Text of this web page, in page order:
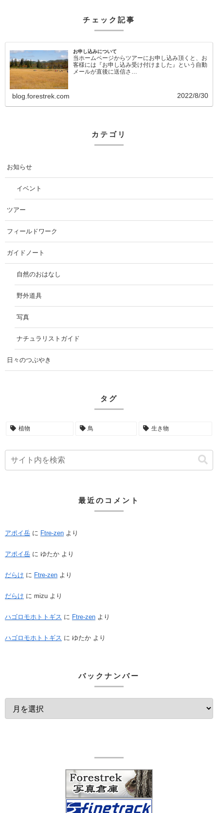
チェック記事
お申し込みについて
当ホームページからツアーにお申し込み頂くと、お
客様には『お申し込み受け付けました』という自動
メールが直後に送信さ…
blog.forestrek.com 2022/8/30
カテゴリ
お知らせ
イベント
ツアー
フィールドワーク
ガイドノート
自然のおはなし
野外道具
写真
ナチュラリストガイド
日々のつぶやき
タグ
植物 鳥 生き物
最近のコメント
アポイ岳 に Ftre-zen より
アポイ岳 に ゆたか より
だらけ に Ftre-zen より
だらけ に mizu より
ハゴロモホトトギス に Ftre-zen より
ハゴロモホトトギス に ゆたか より
バックナンバー